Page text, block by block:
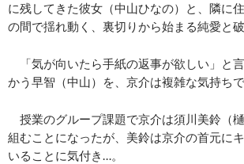
に残してきた彼女（中山ひなの）と、隣に
の間で揺れ動く、裏切りから始まる純愛と
「気が向いたら手紙の返事が欲しい」と
かう早智（中山）を、京介は複雑な気持ちで
授業のグループ課題で京介は須川美鈴（
組むことになったが、美鈴は京介の首元に
いることに気付き…。